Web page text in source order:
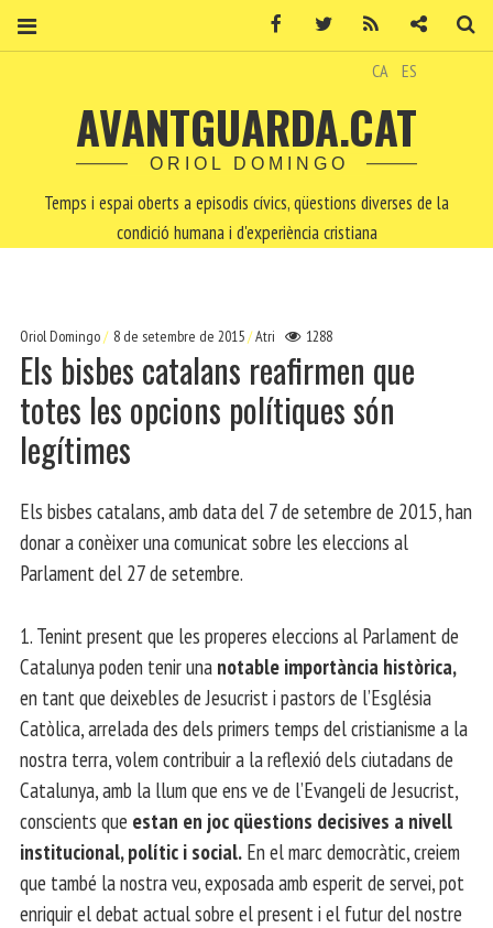
CA ES
AVANTGUARDA.CAT
ORIOL DOMINGO
Temps i espai oberts a episodis cívics, qüestions diverses de la
condició humana i d'experiència cristiana
Oriol Domingo 8 de setembre de 2015 Atri 1288
Els bisbes catalans reafirmen que
totes les opcions polítiques són
legítimes
Els bisbes catalans, amb data del 7 de setembre de 2015, han
donar a conèixer una comunicat sobre les eleccions al
Parlament del 27 de setembre.
1. Tenint present que les properes eleccions al Parlament de
Catalunya poden tenir una notable importància històrica,
en tant que deixebles de Jesucrist i pastors de l’Església
Catòlica, arrelada des dels primers temps del cristianisme a la
nostra terra, volem contribuir a la reflexió dels ciutadans de
Catalunya, amb la llum que ens ve de l’Evangeli de Jesucrist,
conscients que estan en joc qüestions decisives a nivell
institucional, polític i social. En el marc democràtic, creiem
que també la nostra veu, exposada amb esperit de servei, pot
enriquir el debat actual sobre el present i el futur del nostre
Facebook Twitter Contacte